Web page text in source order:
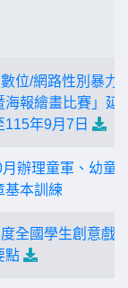
位/網路性別暴力
海報繪畫比賽」延
115年9月7日
辦理童軍、幼童
基本訓練
全國學生創意戲
點